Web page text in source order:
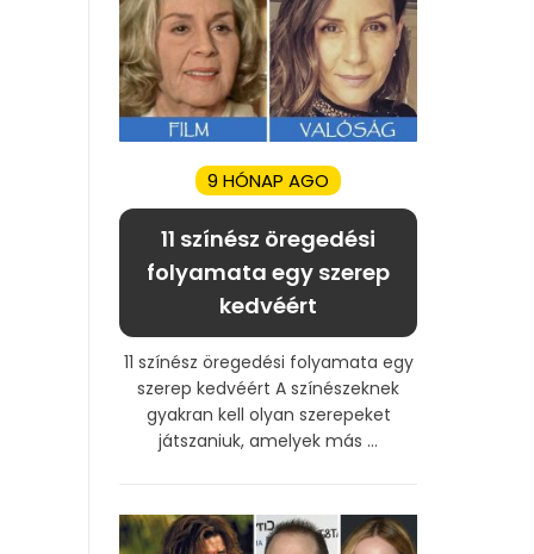
9 HÓNAP AGO
11 színész öregedési
folyamata egy szerep
kedvéért
11 színész öregedési folyamata egy
szerep kedvéért A színészeknek
gyakran kell olyan szerepeket
játszaniuk, amelyek más ...